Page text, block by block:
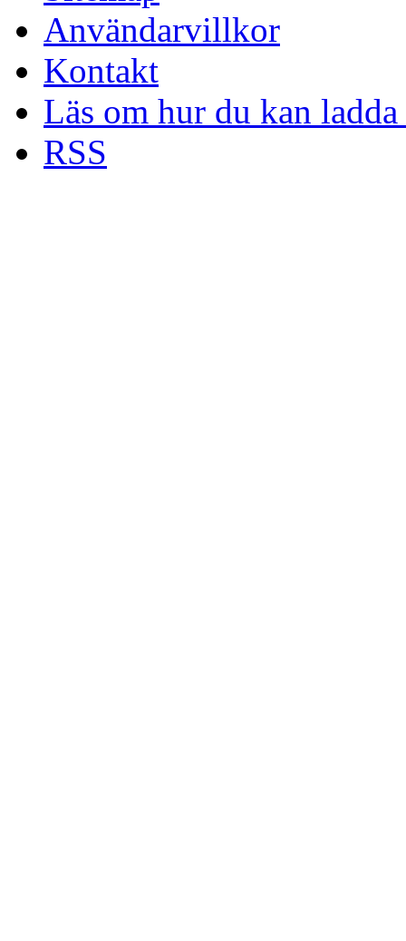
Användarvillkor
Kontakt
Läs om hur du kan
RSS